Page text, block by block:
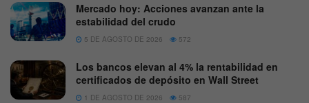
Mercado hoy: Acciones avanzan ante la
estabilidad del crudo
5 DE AGOSTO DE 2026 572
Los bancos elevan al 4% la rentabilidad en
certificados de depósito en Wall Street
1 DE AGOSTO DE 2026 587